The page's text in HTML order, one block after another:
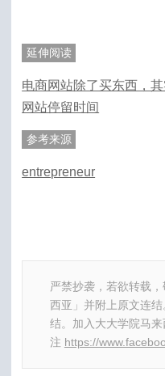
延伸阅读
电商网站除了买东西，
网站停留时间
参考来源
entrepreneur
严禁抄袭，若欲转载
西亚」并附上原文连
结。加入大大学院马
注 https://